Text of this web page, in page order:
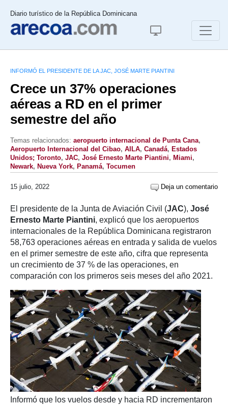
Diario turístico de la República Dominicana
INFORMÓ EL PRESIDENTE DE LA JAC, JOSÉ MARTE PIANTINI
Crece un 37% operaciones
aéreas a RD en el primer
semestre del año
Temas relacionados: aeropuerto internacional de Punta Cana,
Aeropuerto Internacional del Cibao, AILA, Canadá, Estados
Unidos; Toronto, JAC, José Ernesto Marte Piantini, Miami,
Newark, Nueva York, Panamá, Tocumen
15 julio, 2022 Deja un comentario
El presidente de la Junta de Aviación Civil (JAC), José
Ernesto Marte Piantini, explicó que los aeropuertos
internacionales de la República Dominicana registraron
58,763 operaciones aéreas en entrada y salida de vuelos
en el primer semestre de este año, cifra que representa
un crecimiento de 37 % de las operaciones, en
comparación con los primeros seis meses del año 2021.
Informó que los vuelos desde y hacia RD incrementaron